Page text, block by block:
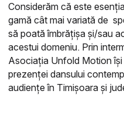
Considerăm că este
gamă cât mai variată de
să poată îmbrățișa și/sau
acestui domeniu. Prin
Asociația Unfold Motion
prezenței dansului
audiențe în Timișoara și